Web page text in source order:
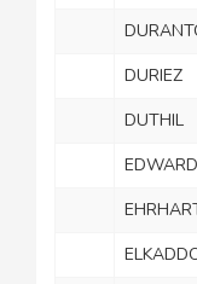
DURIEZ
DUTHIL